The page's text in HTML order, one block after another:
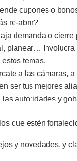
cupones o
re-abrir?
demanda o cierre
planear…
temas.
a las cámaras,
ser tus mejores
autoridades y
que estén
y novedades, y